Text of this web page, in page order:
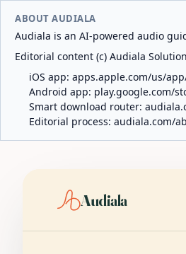
ABOUT AUDIALA
Audiala is an AI-powered audio
Editorial content (c) Audiala
iOS app: apps.apple.com/us/
Android app: play.google.com/
Smart download router:
Editorial process: audiala.com/
Audiala